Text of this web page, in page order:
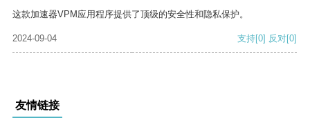
这款加速器VPM应用程序提供了顶级的安全性和隐私保护。
2024-09-04 支持[0] 反对[0]
友情链接